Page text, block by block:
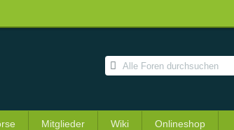
Mitglieder Wiki Onlineshop